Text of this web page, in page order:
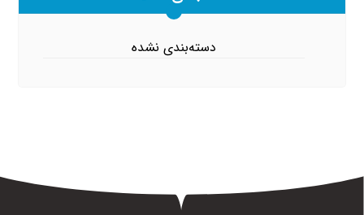
دسته‌بندی نشده